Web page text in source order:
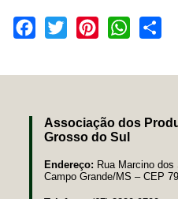
Facebook
Twitter PinterestWhatsApp
Associação dos
Grosso do Sul
Endereço: Rua Marcino dos
Campo Grande/MS – CEP